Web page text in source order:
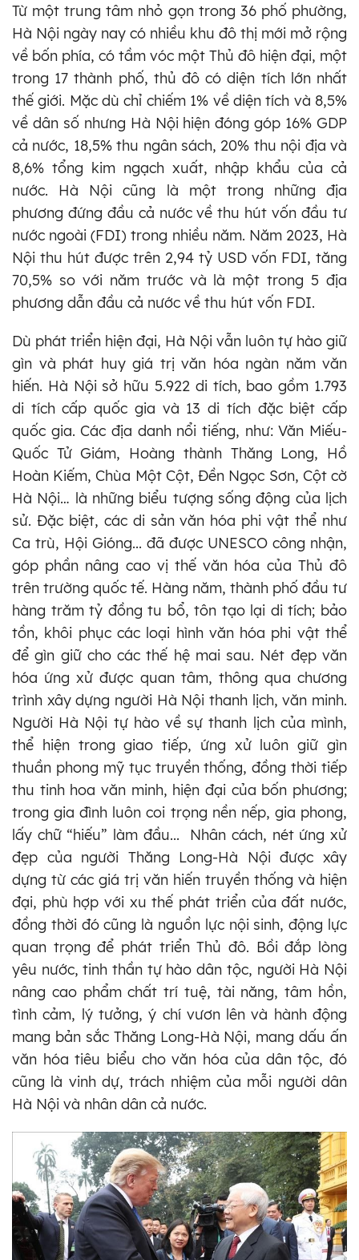
Từ một trung tâm nhỏ gọn trong 36 phố phường,
Hà Nội ngày nay có nhiều khu đô thị mới mở rộng
về bốn phía, có tầm vóc một Thủ đô hiện đại, một
trong 17 thành phố, thủ đô có diện tích lớn nhất
thế giới. Mặc dù chỉ chiếm 1% về diện tích và 8,5%
về dân số nhưng Hà Nội hiện đóng góp 16% GDP
cả nước, 18,5% thu ngân sách, 20% thu nội địa và
8,6% tổng kim ngạch xuất, nhập khẩu của cả
nước. Hà Nội cũng là một trong những địa
phương đứng đầu cả nước về thu hút vốn đầu tư
nước ngoài (FDI) trong nhiều năm. Năm 2023, Hà
Nội thu hút được trên 2,94 tỷ USD vốn FDI, tăng
70,5% so với năm trước và là một trong 5 địa
phương dẫn đầu cả nước về thu hút vốn FDI.
Dù phát triển hiện đại, Hà Nội vẫn luôn tự hào giữ
gìn và phát huy giá trị văn hóa ngàn năm văn
hiến. Hà Nội sở hữu 5.922 di tích, bao gồm 1.793
di tích cấp quốc gia và 13 di tích đặc biệt cấp
quốc gia. Các địa danh nổi tiếng, như: Văn Miếu-
Quốc Tử Giám, Hoàng thành Thăng Long, Hồ
Hoàn Kiếm, Chùa Một Cột, Đền Ngọc Sơn, Cột cờ
Hà Nội… là những biểu tượng sống động của lịch
sử. Đặc biệt, các di sản văn hóa phi vật thể như
Ca trù, Hội Gióng... đã được UNESCO công nhận,
góp phần nâng cao vị thế văn hóa của Thủ đô
trên trường quốc tế. Hàng năm, thành phố đầu tư
hàng trăm tỷ đồng tu bổ, tôn tạo lại di tích; bảo
tồn, khôi phục các loại hình văn hóa phi vật thể
để gìn giữ cho các thế hệ mai sau. Nét đẹp văn
hóa ứng xử được quan tâm, thông qua chương
trình xây dựng người Hà Nội thanh lịch, văn minh.
Người Hà Nội tự hào về sự thanh lịch của mình,
thể hiện trong giao tiếp, ứng xử luôn giữ gìn
thuần phong mỹ tục truyền thống, đồng thời tiếp
thu tinh hoa văn minh, hiện đại của bốn phương;
trong gia đình luôn coi trọng nền nếp, gia phong,
lấy chữ “hiếu” làm đầu... Nhân cách, nét ứng xử
đẹp của người Thăng Long-Hà Nội được xây
dựng từ các giá trị văn hiến truyền thống và hiện
đại, phù hợp với xu thế phát triển của đất nước,
đồng thời đó cũng là nguồn lực nội sinh, động lực
quan trọng để phát triển Thủ đô. Bồi đắp lòng
yêu nước, tinh thần tự hào dân tộc, người Hà Nội
nâng cao phẩm chất trí tuệ, tài năng, tâm hồn,
tình cảm, lý tưởng, ý chí vươn lên và hành động
mang bản sắc Thăng Long-Hà Nội, mang dấu ấn
văn hóa tiêu biểu cho văn hóa của dân tộc, đó
cũng là vinh dự, trách nhiệm của mỗi người dân
Hà Nội và nhân dân cả nước.